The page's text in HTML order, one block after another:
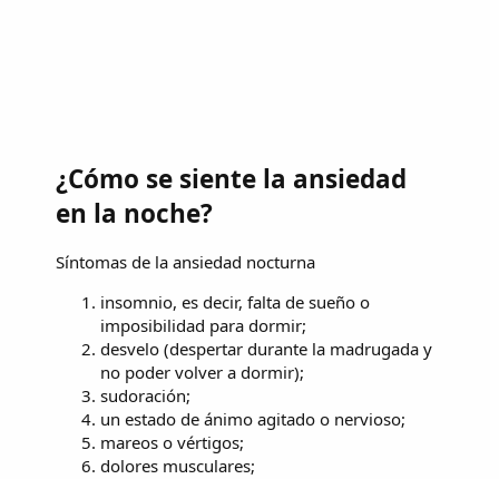
¿Cómo se siente la ansiedad
en la noche?
Síntomas de la ansiedad nocturna
insomnio, es decir, falta de sueño o
imposibilidad para dormir;
desvelo (despertar durante la madrugada y
no poder volver a dormir);
sudoración;
un estado de ánimo agitado o nervioso;
mareos o vértigos;
dolores musculares;